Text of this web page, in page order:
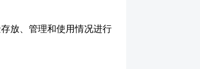
放、管理和使用情况进行